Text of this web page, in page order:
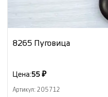
8265 Пуговица
Цена:55 ₽
Артикул: 205712